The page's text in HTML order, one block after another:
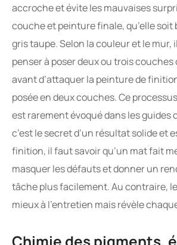
accroche et évite les mauvaises
couche et peinture finale, qu’elle soit
gris taupe. Selon la couleur et le mur,
penser à poser deux ou trois
avant d’attaquer la peinture de
posée en deux couches. Ce
est rarement évoqué dans les guides
c’est le secret d’un résultat solide et
finition, il faut savoir qu’un mat fait
masquer les défauts et donner un
tâche plus facilement. Au contraire,
mieux à l’entretien mais révèle
Chimie des pigments,